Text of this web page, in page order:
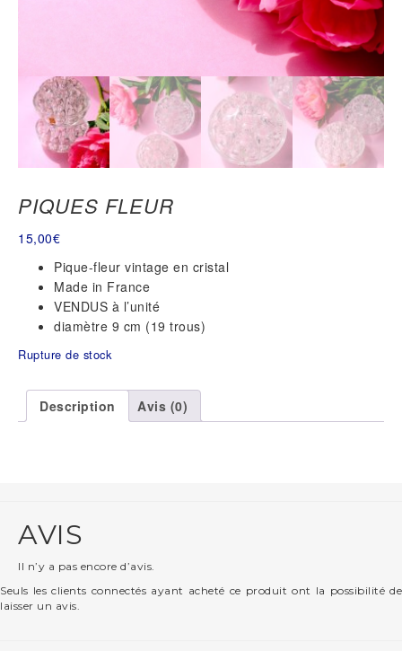
PIQUES FLEUR
15,00€
Pique-fleur vintage en cristal
Made in France
VENDUS à l’unité
diamètre 9 cm (19 trous)
Rupture de stock
Description Avis (0)
AVIS
Il n’y a pas encore d’avis.
Seuls les clients connectés ayant acheté ce produit ont la possibilité de
laisser un avis.